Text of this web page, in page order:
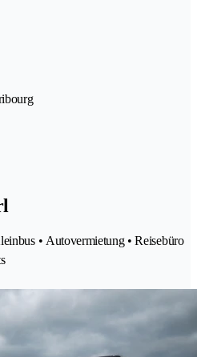
• Autovermietung • Reisebüro